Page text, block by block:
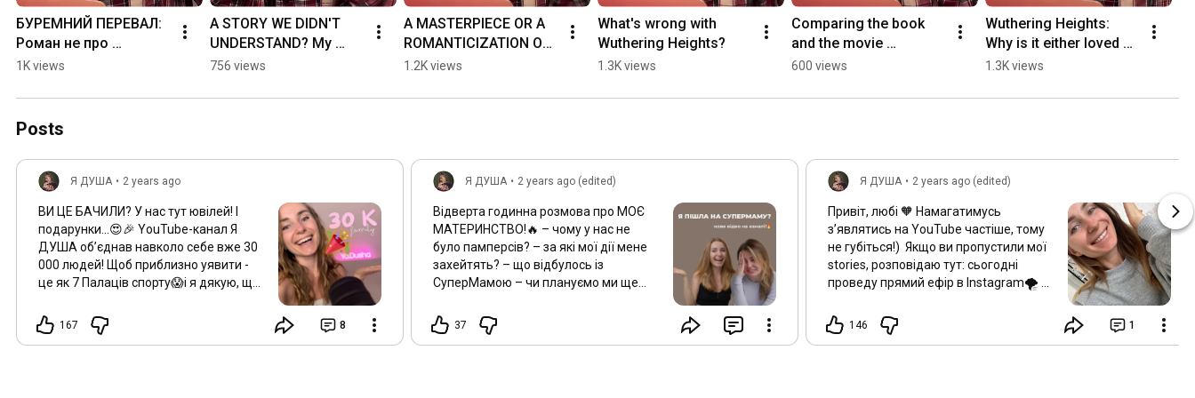
БУРЕМНИЙ ПЕРЕВАЛ:
Роман не про
кохання?
1K views
A STORY WE DIDN'T
UNDERSTAND? My
review of Wuthering
756 views
A MASTERPIECE OR A
ROMANTICIZATION OF
PAIN? Review of
1.2K views
What's wrong with
Wuthering Heights?
1.3K views
Comparing the book
and the movie
"Wuthering Heights"
600 views
Wuthering Heights:
Why is it either loved or
hated?
1.3K views
Posts
Я ДУША • 2 years ago
ВИ ЦЕ БАЧИЛИ? У нас тут ювілей! І
подарунки…😍🎉 YouTube-канал Я
ДУША обʼєднав навколо себе вже 30
000 людей! Щоб приблизно уявити -
це як 7 Палаців спорту😱і я дякую, що
підготувала для вас корисності-
приємності🎁 ЩО ДАРУЮ? актуалочку
167 8
Я ДУША • 2 years ago (edited)
Відверта годинна розмова про МОЄ
МАТЕРИНСТВО!🔥 – чому у нас не
було памперсів? – за які мої дії мене
захейтять? – що відбулось із
СуперМамою – чи плануємо ми ще
встигли обговорити у новому випуску!
Приємного перегляду💫
37
Я ДУША • 2 years ago (edited)
Привіт, любі 🧡 Намагатимусь
зʼявлятись на YouTube частіше, тому
не губіться!) Якщо ви пропустили мої
stories, розповідаю тут: сьогодні
проведу прямий ефір в Instagram🌪️
про: * енергію * ресурс * особисте *
курс Level Up Старатимусь відповісти
146 1